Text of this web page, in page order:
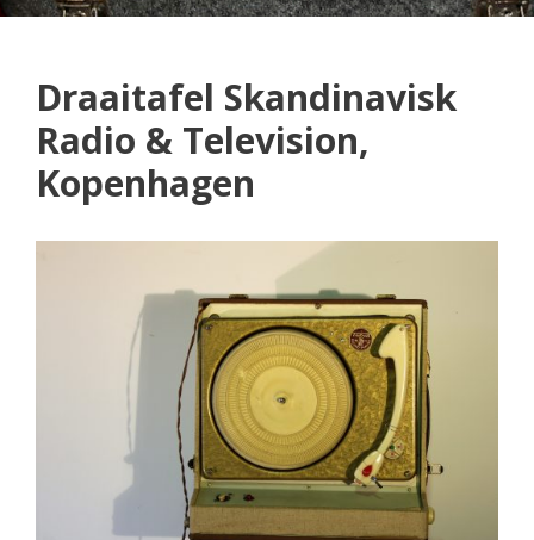
Draaitafel Skandinavisk
Radio & Television,
Kopenhagen